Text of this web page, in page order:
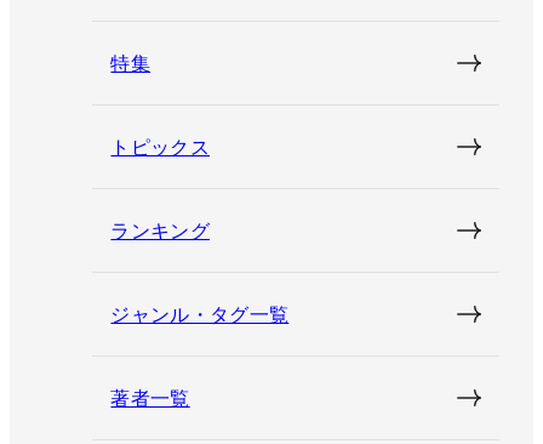
特集
トピックス
ランキング
ジャンル・タグ一覧
著者一覧